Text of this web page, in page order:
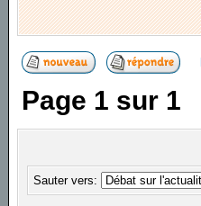
Page 1 sur 1
Sauter vers: